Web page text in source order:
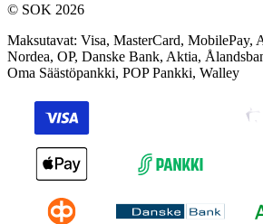
© SOK 2026
Maksutavat: Visa, MasterCard, MobilePay,
Nordea, OP, Danske Bank, Aktia,
Oma Säästöpankki, POP Pankki, Walley